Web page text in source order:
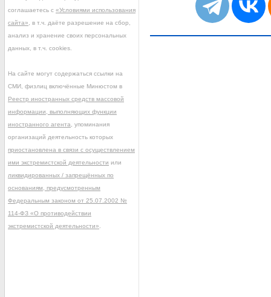
соглашаетесь с «Условиями использования
сайта» , в т.ч. даёте разрешение на сбор,
анализ и хранение своих персональных
данных, в т.ч. cookies.
На сайте могут содержаться ссылки на
СМИ, физлиц включённые Минюстом в
Реестр иностранных средств массовой
информации, выполняющих функции
иностранного агента , упоминания
организаций деятельность которых
приостановлена в связи с осуществлением
ими экстремистской деятельности или
ликвидированных / запрещённых по
основаниям, предусмотренным
Федеральным законом от 25.07.2002 №
114-ФЗ «О противодействии
экстремистской деятельности»